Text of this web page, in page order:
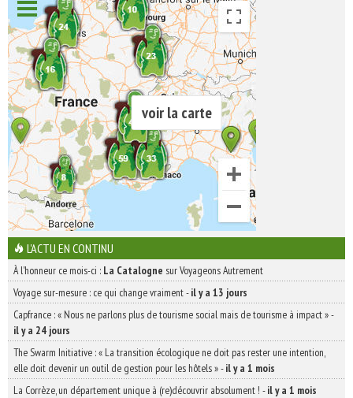
voir la carte
L'ACTU EN CONTINU
À l'honneur ce mois-ci : La Catalogne sur Voyageons Autrement
Voyage sur-mesure : ce qui change vraiment-il y a 13 jours
Capfrance : « Nous ne parlons plus de tourisme social mais de tourisme à impact »-
il y a 24 jours
The Swarm Initiative : « La transition écologique ne doit pas rester une intention,
elle doit devenir un outil de gestion pour les hôtels »-il y a 1 mois
La Corrèze, un département unique à (re)découvrir absolument ! -il y a 1 mois